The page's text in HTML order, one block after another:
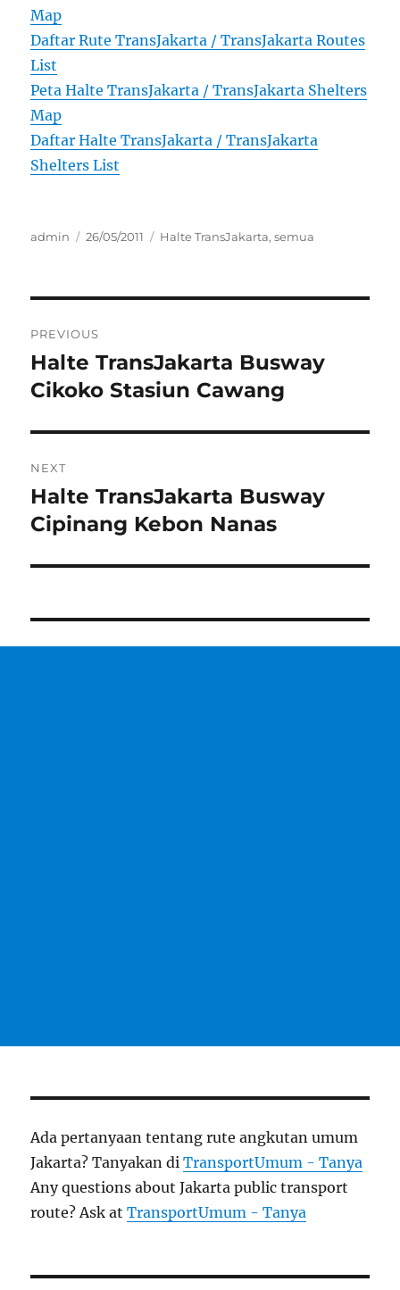
Map
Daftar Rute TransJakarta / TransJakarta Routes
List
Peta Halte TransJakarta / TransJakarta Shelters
Map
Daftar Halte TransJakarta / TransJakarta
Shelters List
Author
admin
Posted
26/05/2011 Categories
Halte TransJakarta,semua
navigation
PREVIOUS
Previous
post:
Halte TransJakarta Busway
Cikoko Stasiun Cawang
NEXT
Next
post:
Halte TransJakarta Busway
Cipinang Kebon Nanas
Ada pertanyaan tentang rute angkutan umum
Jakarta? Tanyakan diTransportUmum - Tanya
Any questions about Jakarta public transport
route? Ask atTransportUmum - Tanya